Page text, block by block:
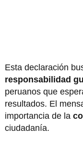
Esta declaración
responsabilidad
peruanos que
resultados. El
importancia de la
ciudadanía.